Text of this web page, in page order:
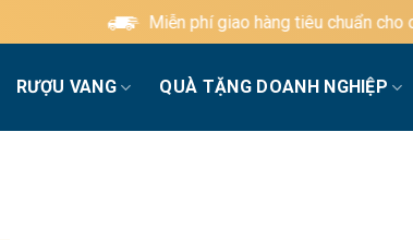
Miễn phí giao hàng tiêu chuẩn cho các
RƯỢU VANG QUÀ TẶNG DOANH NGHIỆP